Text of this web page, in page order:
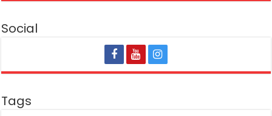
Social
Tags